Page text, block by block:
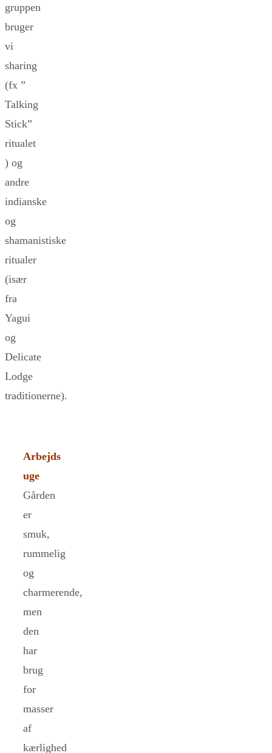
gruppen
bruger
vi
sharing
(fx ”
Talking
Stick”
ritualet
) og
andre
indianske
og
shamanistiske
ritualer
(især
fra
Yagui
og
Delicate
Lodge
traditionerne).
Arbejds
uge
Gården
er
smuk,
rummelig
og
charmerende,
men
den
har
brug
for
masser
af
kærlighed